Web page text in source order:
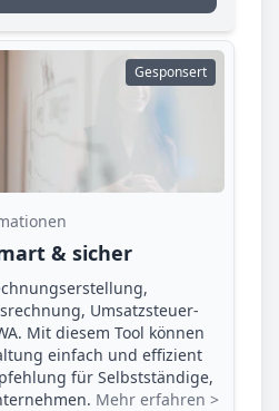
Gesponsert
& sicher
Umsatzsteuer­
Mit diesem Tool können
einfach und effizient
für Selbstständige,
Mehr erfahren >